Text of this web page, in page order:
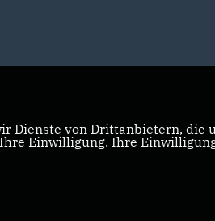
Dienste von Drittanbietern, die
Einwilligung. Ihre